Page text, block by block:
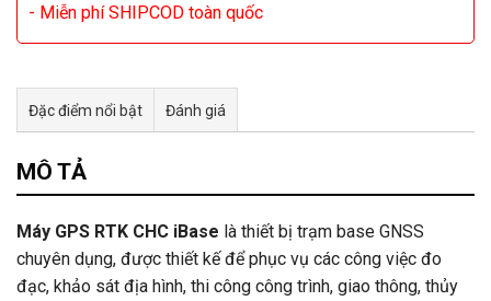
- Miễn phí SHIPCOD toàn quốc
Đặc điểm nổi bật Đánh giá
Tư vấn & bán hàng qua Facebook
MÔ TẢ
Máy GPS RTK CHC iBase là thiết bị trạm base GNSS
chuyên dụng, được thiết kế để phục vụ các công việc đo
đạc, khảo sát địa hình, thi công công trình, giao thông, thủy